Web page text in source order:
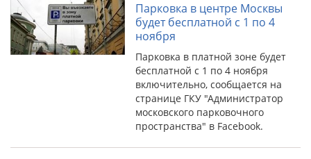
Парковка в центре Москвы
будет бесплатной с 1 по 4
ноября
Парковка в платной зоне будет
бесплатной с 1 по 4 ноября
включительно, сообщается на
странице ГКУ "Администратор
московского парковочного
пространства" в Facebook.